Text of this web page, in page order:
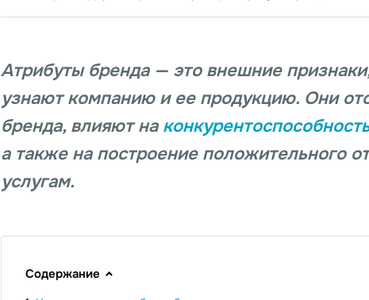
Атрибуты бренда — это внешние
узнают компанию и ее продукцию. Они
бренда, влияют на
а также на построение положительного
услугам.
Содержание